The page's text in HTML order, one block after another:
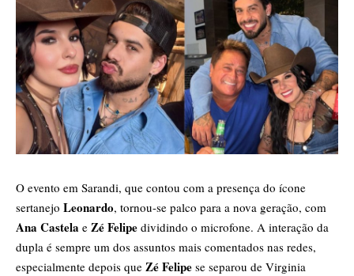
O evento em Sarandi, que contou com a presença do ícone
sertanejo Leonardo, tornou-se palco para a nova geração, com
Ana Castela e Zé Felipe dividindo o microfone. A interação da
dupla é sempre um dos assuntos mais comentados nas redes,
especialmente depois que Zé Felipe se separou de Virginia